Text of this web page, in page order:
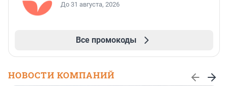
До 31 августа, 2026
Все промокоды
НОВОСТИ КОМПАНИЙ